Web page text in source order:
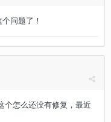
问题了！
个怎么还没有修复，最近